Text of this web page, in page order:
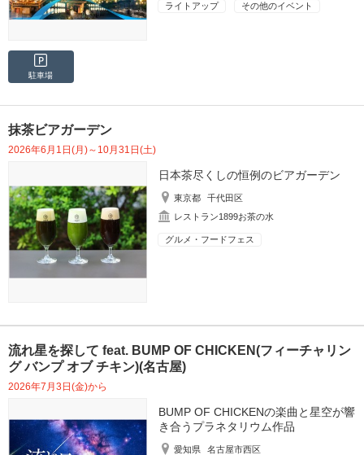
ライトアップ その他のイベント
駐車場
抹茶ビアガーデン
2026年6月1日(月)～10月31日(土)
日本茶尽くしの恒例のビアガーデン
東京都
千代田区
レストラン1899お茶の水
グルメ・フードフェス
流れ星を探して feat. BUMP OF CHICKEN(フィーチャリン
グ バンプ オブ チキン)(名古屋)
2026年7月3日(金)から
BUMP OF CHICKENの楽曲と星空が響
き合うプラネタリウム作品
愛知県
名古屋市西区